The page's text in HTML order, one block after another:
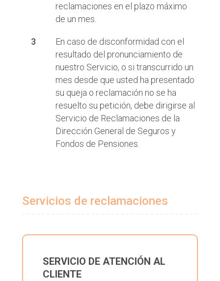
reclamaciones en el plazo máximo
de un mes.
En caso de disconformidad con el
resultado del pronunciamiento de
nuestro Servicio, o si transcurrido un
mes desde que usted ha presentado
su queja o reclamación no se ha
resuelto su petición, debe dirigirse al
Servicio de Reclamaciones de la
Dirección General de Seguros y
Fondos de Pensiones.
Servicios de reclamaciones
SERVICIO DE ATENCIÓN AL
CLIENTE